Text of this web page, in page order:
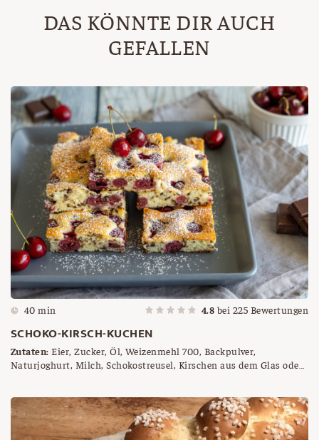
DAS KÖNNTE DIR AUCH
GEFALLEN
40 min 4.8 bei 225 Bewertungen
SCHOKO-KIRSCH-KUCHEN
Zutaten: Eier, Zucker, Öl, Weizenmehl 700, Backpulver,
Naturjoghurt, Milch, Schokostreusel, Kirschen aus dem Glas oder